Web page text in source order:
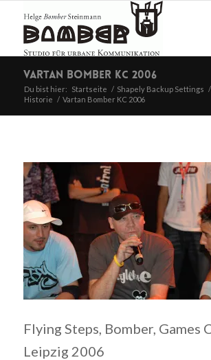
Vartan Bomber KC 2006
Du bist hier: Startseite / Shapely Backup Settings /
Historie / Vartan Bomber KC 2006
Flying Steps, Bomber, Games
Leipzig 2006